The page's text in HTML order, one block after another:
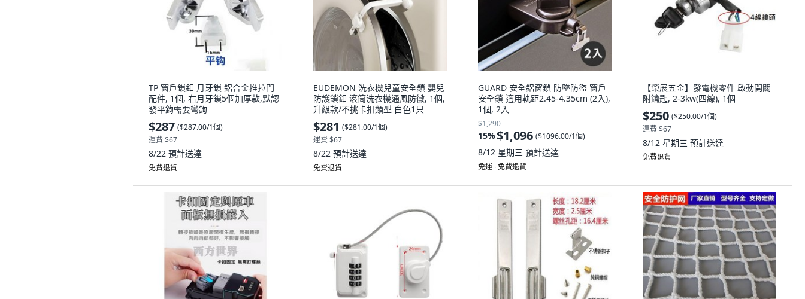
TP 窗戶鎖釦 月牙鎖 鋁合金推拉門
配件, 1個, 右月牙鎖5個加厚款,默認
發平鉤需要彎鉤
$287 ($287.00/1個)
運費 $67
8/22 預計送達
免費退貨
EUDEMON 洗衣機兒童安全鎖 嬰兒
防護鎖釦 滾筒洗衣機通風防黴, 1個,
升級款/不挑卡扣類型 白色1只
$281 ($281.00/1個)
運費 $67
8/22 預計送達
免費退貨
GUARD 安全鋁窗鎖 防墜防盜 窗戶
安全鎖 適用軌距2.45-4.35cm (2入),
1個, 2入
$1,290
15%$1,096 ($1096.00/1個)
8/12 星期三 預計送達
免運 ∙ 免費退貨
【榮展五金】發電機零件 啟動開關
附鑰匙, 2-3kw(四線), 1個
$250 ($250.00/1個)
運費 $67
8/12 星期三 預計送達
免費退貨